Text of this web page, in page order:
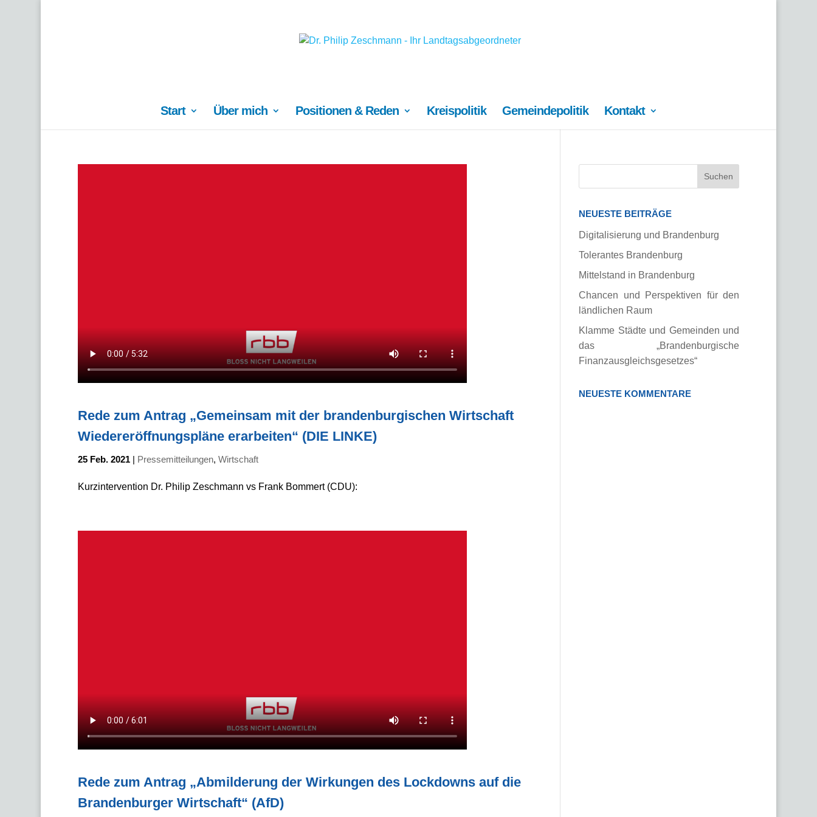
Start Über mich Positionen & Reden Kreispolitik Gemeindepolitik Kontakt
Rede zum Antrag „Gemeinsam mit der brandenburgischen Wirtschaft
Wiedereröffnungspläne erarbeiten“ (DIE LINKE)
25 Feb. 2021| Pressemitteilungen, Wirtschaft
Kurzintervention Dr. Philip Zeschmann vs Frank Bommert (CDU):
Rede zum Antrag „Abmilderung der Wirkungen des Lockdowns auf die
Brandenburger Wirtschaft“ (AfD)
NEUESTE BEITRÄGE
Digitalisierung und Brandenburg
Tolerantes Brandenburg
Mittelstand in Brandenburg
Chancen und Perspektiven für den
ländlichen Raum
Klamme Städte und Gemeinden und
das „Brandenburgische
Finanzausgleichsgesetzes“
NEUESTE KOMMENTARE